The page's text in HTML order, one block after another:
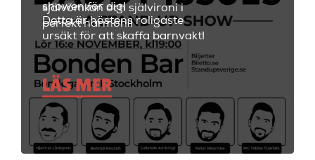
självömkan och självironi i
perfekt harmoni!
showen för dig!
Detta är höstens roligaste
ursäkt för att skaffa barnvakt!
LÄS MER